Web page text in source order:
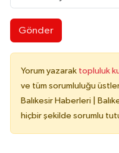
Gönder
Yorum yazarak topluluk
ve tüm sorumluluğu
Balıkesir Haberleri |
hiçbir şekilde sorumlu